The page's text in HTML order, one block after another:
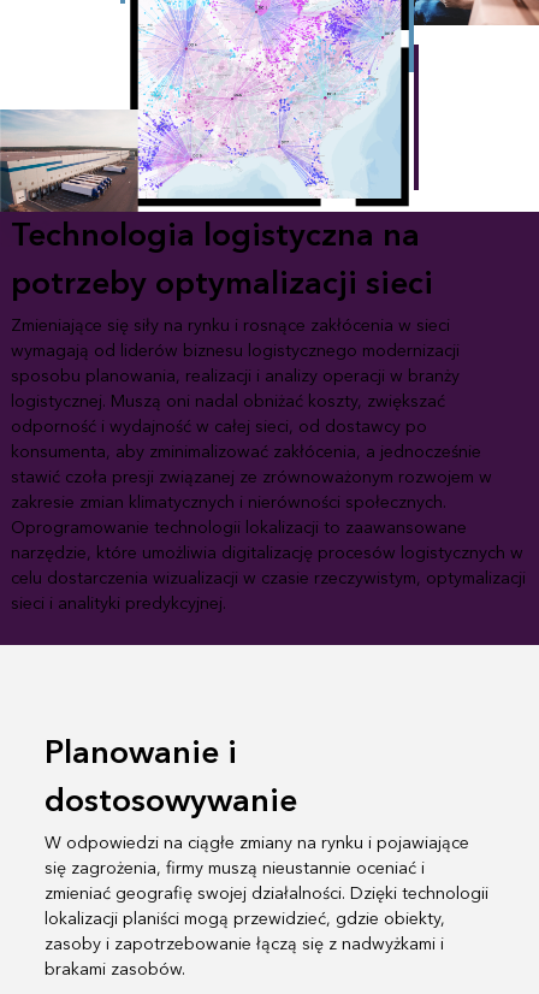
Technologia logistyczna na
potrzeby optymalizacji sieci
Zmieniające się siły na rynku i rosnące zakłócenia w sieci
wymagają od liderów biznesu logistycznego modernizacji
sposobu planowania, realizacji i analizy operacji w branży
logistycznej. Muszą oni nadal obniżać koszty, zwiększać
odporność i wydajność w całej sieci, od dostawcy po
konsumenta, aby zminimalizować zakłócenia, a jednocześnie
stawić czoła presji związanej ze zrównoważonym rozwojem w
zakresie zmian klimatycznych i nierówności społecznych.
Oprogramowanie technologii lokalizacji to zaawansowane
narzędzie, które umożliwia digitalizację procesów logistycznych w
celu dostarczenia wizualizacji w czasie rzeczywistym, optymalizacji
sieci i analityki predykcyjnej.
Planowanie i
dostosowywanie
W odpowiedzi na ciągłe zmiany na rynku i pojawiające
się zagrożenia, firmy muszą nieustannie oceniać i
zmieniać geografię swojej działalności. Dzięki technologii
lokalizacji planiści mogą przewidzieć, gdzie obiekty,
zasoby i zapotrzebowanie łączą się z nadwyżkami i
brakami zasobów.